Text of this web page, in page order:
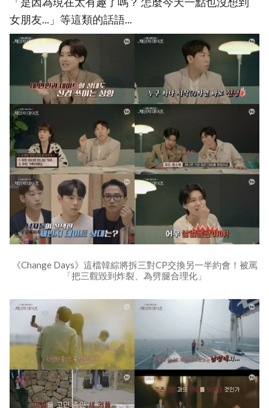
女朋友...」等這類的話語...
《Change Days》這檔韓綜將拆三對CP交換另一半約會！被罵
「把三觀毀到炸裂、為劈腿合理化」